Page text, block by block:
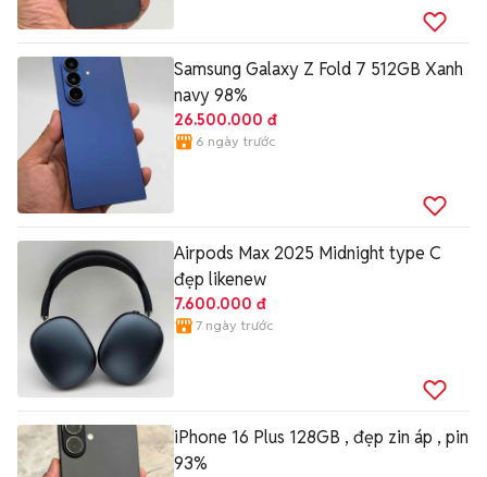
Samsung Galaxy Z Fold 7 512GB Xanh
navy 98%
26.500.000 đ
6 ngày trước
Airpods Max 2025 Midnight type C
đẹp likenew
7.600.000 đ
7 ngày trước
iPhone 16 Plus 128GB , đẹp zin áp , pin
93%